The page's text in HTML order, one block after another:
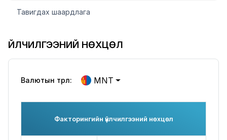
Тавигдах шаардлага
ҮЙЛЧИЛГЭЭНИЙ НӨХЦӨЛ
Валютын төрөл: MNT
Факторингийн үйлчилгээний нөхцөл